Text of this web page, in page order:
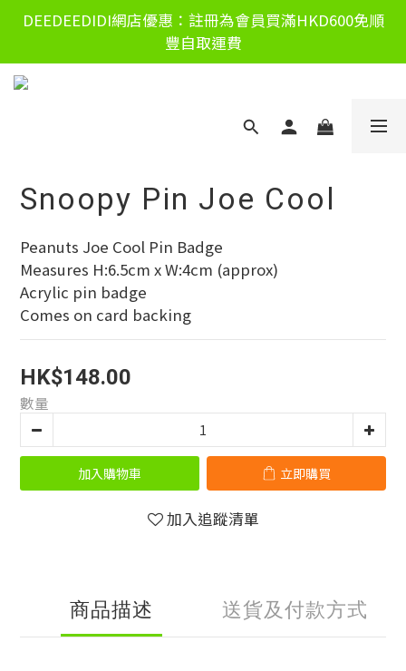
DEEDEEDIDI網店優惠：註冊為會員買滿HKD600免順
豐自取運費
Snoopy Pin Joe Cool
Peanuts Joe Cool Pin Badge
Measures H:6.5cm x W:4cm (approx)
Acrylic pin badge
Comes on card backing
HK$148.00
數量
加入購物車 立即購買
加入追蹤清單
商品描述 送貨及付款方式